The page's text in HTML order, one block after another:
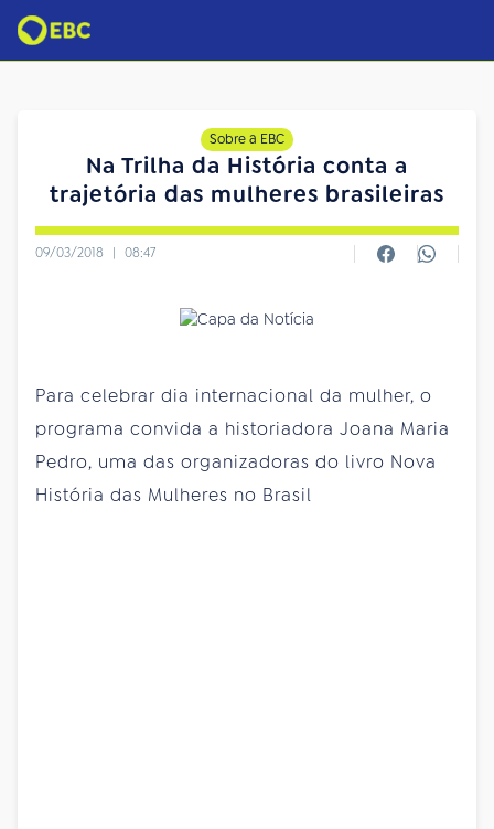
Sobre a EBC
Na Trilha da História conta a
trajetória das mulheres brasileiras
09/03/2018 | 08:47
Para celebrar dia internacional da mulher, o
programa convida a historiadora Joana Maria
Pedro, uma das organizadoras do livro Nova
História das Mulheres no Brasil